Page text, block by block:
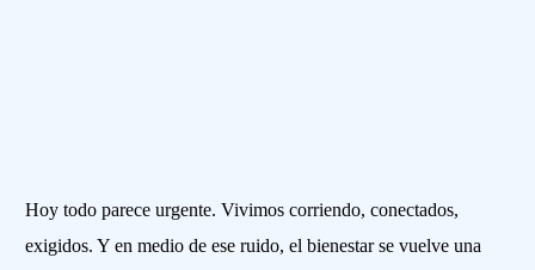
Hoy todo parece urgente. Vivimos corriendo, conectados,
exigidos. Y en medio de ese ruido, el bienestar se vuelve una